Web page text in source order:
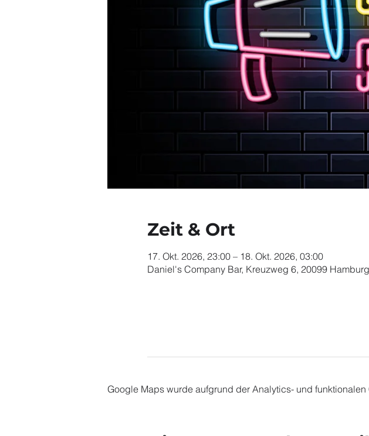
Zeit & Ort
17. Okt. 2026, 23:00 – 18. Okt. 2026, 03:00
Daniel's Company Bar, Kreuzweg 6, 20099
Google Maps wurde aufgrund der Analytics- und